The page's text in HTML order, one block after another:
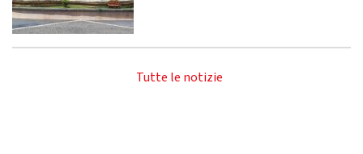
Tutte le notizie